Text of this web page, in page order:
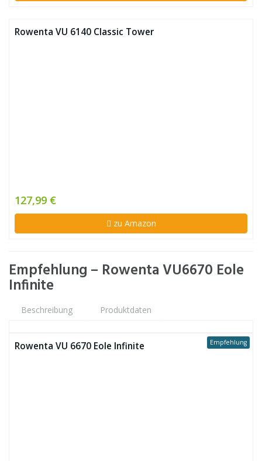
Rowenta VU 6140 Classic Tower
127,99 €
zu Amazon
Empfehlung – Rowenta VU6670 Eole
Infinite
Beschreibung Produktdaten
Empfehlung
Rowenta VU 6670 Eole Infinite